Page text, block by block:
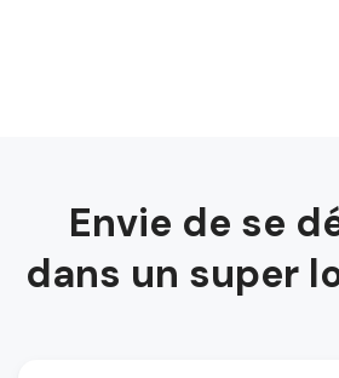
Envie de se
dans un super